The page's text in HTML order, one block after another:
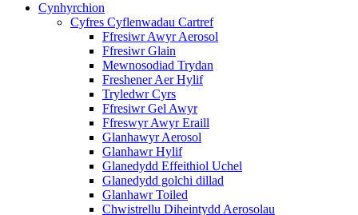
Cynhyrchion
Cyfres Cyflenwadau Cartref
Ffresiwr Awyr Aerosol
Ffresiwr Glain
Mewnosodiad Trydan
Freshener Aer Hylif
Tryledwr Cyrs
Ffresiwr Gel Awyr
Ffreswyr Awyr Eraill
Glanhawyr Aerosol
Glanhawr Hylif
Glanedydd Effeithiol Uchel
Glanedydd golchi dillad
Glanhawr Toiled
Chwistrellu Diheintydd Aerosolau